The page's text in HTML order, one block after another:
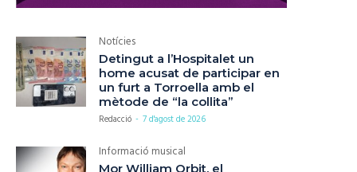
Notícies
Detingut a l’Hospitalet un
home acusat de participar en
un furt a Torroella amb el
mètode de “la collita”
Redacció - 7 d'agost de 2026
Informació musical
Mor William Orbit, el